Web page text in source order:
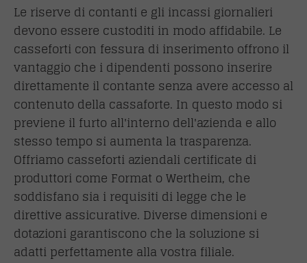
Le riserve di contanti e gli incassi giornalieri
devono essere custoditi in modo affidabile. Le
casseforti con fessura di inserimento offrono il
vantaggio che i dipendenti possono inserire
direttamente il contante senza avere accesso al
contenuto della cassaforte. In questo modo si
previene il furto all'interno dell'azienda e allo
stesso tempo si aumenta la trasparenza.
Offriamo casseforti aziendali certificate di
produttori come Format o Wertheim, che
soddisfano sia i requisiti di legge che le
direttive assicurative. Diverse dimensioni e
dotazioni garantiscono che la soluzione si
adatti perfettamente alla vostra filiale.